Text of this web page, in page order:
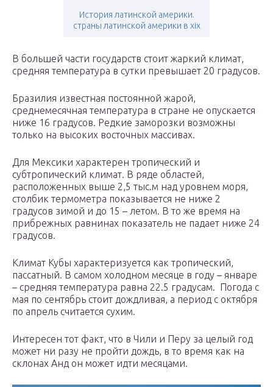
История латинской америки.
страны латинской америки в xix
В большей части государств стоит жаркий климат,
средняя температура в сутки превышает 20 градусов.
Бразилия известная постоянной жарой,
среднемесячная температура в стране не опускается
ниже 16 градусов. Редкие заморозки возможны
только на высоких восточных массивах.
Для Мексики характерен тропический и
субтропический климат. В ряде областей,
расположенных выше 2,5 тыс.м над уровнем моря,
столбик термометра показывается не ниже 2
градусов зимой и до 15 – летом. В то же время на
прибрежных равнинах показатель не падает ниже 24
градусов.
Климат Кубы характеризуется как тропический,
пассатный. В самом холодном месяце в году – январе
– средняя температура равна 22.5 градусам. Погода с
мая по сентябрь стоит дождливая, а период с октября
по апрель считается сухим.
Интересен тот факт, что в Чили и Перу за целый год
может ни разу не пройти дождь, в то время как на
склонах Анд он может идти месяцами.